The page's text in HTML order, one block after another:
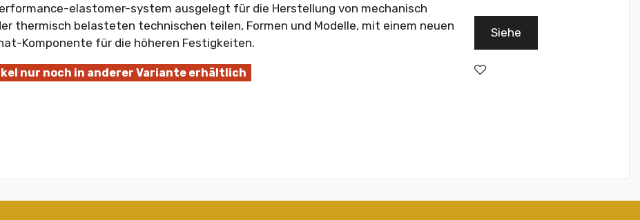
elastomer-system ausgelegt für die Herstellung von mechanisch
thermisch belasteten technischen teilen, Formen und Modelle, mit einem neuen
Komponente für die höheren Festigkeiten.
nur noch in anderer Variante erhältlich
Siehe